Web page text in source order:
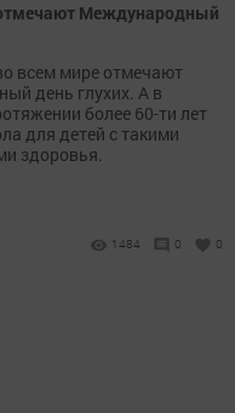
Международный
всем мире отмечают
день глухих. А в
более 60-ти лет
для детей с такими
здоровья.
1484 0 0